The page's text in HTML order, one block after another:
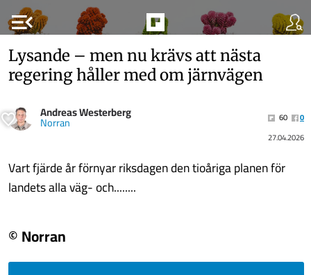
menu_open
Lysande – men nu krävs att nästa
regering håller med om järnvägen
Andreas Westerberg
Norran 60
0
27.04.2026
Vart fjärde år förnyar riksdagen den tioåriga planen för
landets alla väg- och........
© Norran